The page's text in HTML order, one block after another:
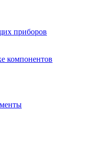
приборов
компонентов